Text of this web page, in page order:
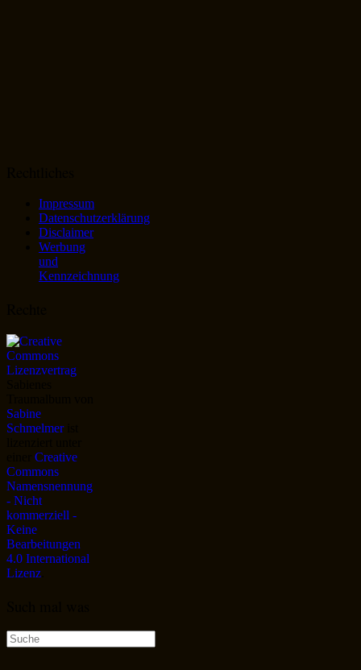
Impressum
Datenschutzerklärung
Disclaimer
Werbung
und
Kennzeichnung
Sabine
Schmelmerist
Creative
Commons
Namensnennung
- Nicht
kommerziell -
Keine
Bearbeitungen
4.0 International
Lizenz
Suche
nach: